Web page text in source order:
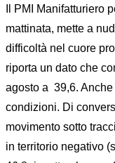
Il PMI Manifatturiero
mattinata, mette a
difficoltà nel cuore
riporta un dato che
agosto a 39,6.
condizioni. Di
movimento sotto
in territorio negativo